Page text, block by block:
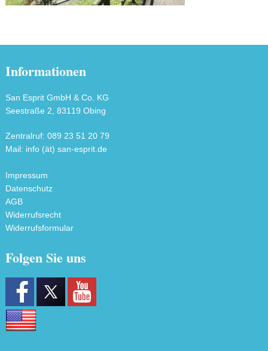
Informationen
San Esprit GmbH & Co. KG
Seestraße 2, 83119 Obing
Zentralruf: 089 23 51 20 79
Mail: info (ät) san-esprit.de
Impressum
Datenschutz
AGB
Widerrufsrecht
Widerrufsformular
Folgen Sie uns